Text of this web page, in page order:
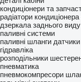
кондиціонери та
радіатори кондиціонера
дзеркала заднього виду
паливні системи
паливні шланги
гідравліка
розподільники
пневматика
пневмокомпресори